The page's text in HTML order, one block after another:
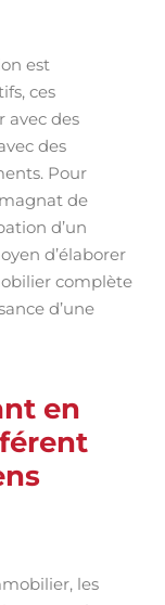
est
ces
avec des
des
Pour
de
d’un
d’élaborer
complète
d’une
en
les